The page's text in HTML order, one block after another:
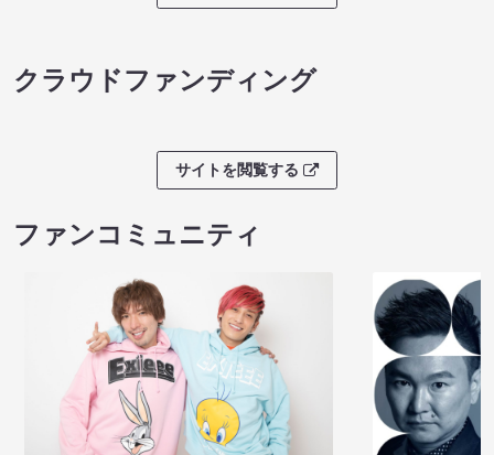
クラウドファンディング
サイトを閲覧する
ファンコミュニティ